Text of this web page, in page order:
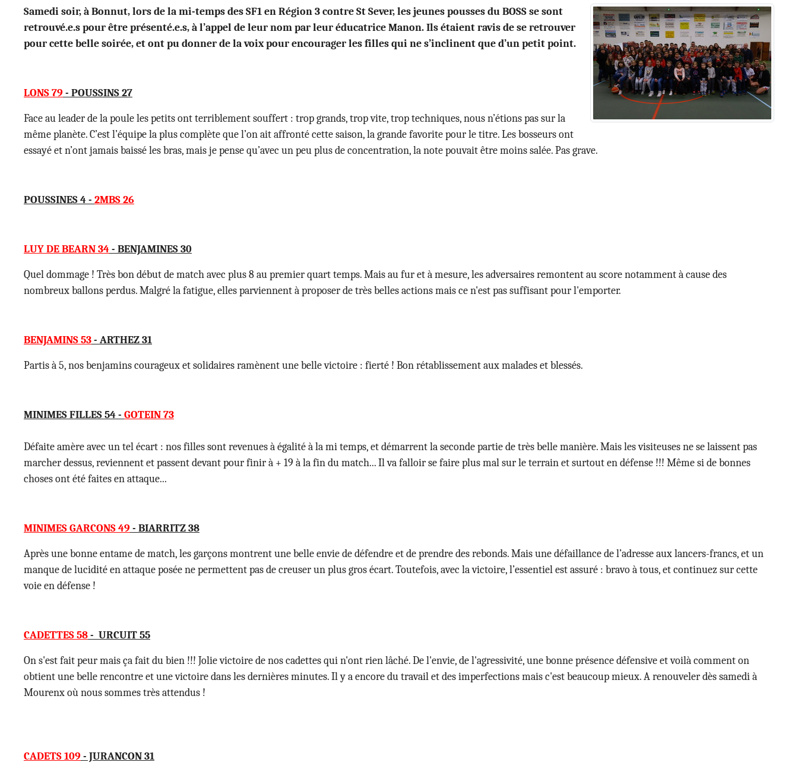
Samedi soir, à Bonnut, lors de la mi-temps des SF1 en Région 3 contre St Sever, les jeunes pousses du BOSS se sont
retrouvé.e.s pour être présenté.e.s, à l’appel de leur nom par leur éducatrice Manon. Ils étaient ravis de se retrouver
pour cette belle soirée, et ont pu donner de la voix pour encourager les filles qui ne s’inclinent que d’un petit point.
LONS 79- POUSSINS 27
Face au leader de la poule les petits ont terriblement souffert : trop grands, trop vite, trop techniques, nous n’étions pas sur la
même planète. C’est l’équipe la plus complète que l’on ait affronté cette saison, la grande favorite pour le titre. Les bosseurs ont
essayé et n’ont jamais baissé les bras, mais je pense qu’avec un peu plus de concentration, la note pouvait être moins salée. Pas grave.
POUSSINES 4 - 2MBS 26
LUY DE BEARN 34- BENJAMINES 30
Quel dommage ! Très bon début de match avec plus 8 au premier quart temps. Mais au fur et à mesure, les adversaires remontent au score notamment à cause des
nombreux ballons perdus. Malgré la fatigue, elles parviennent à proposer de très belles actions mais ce n'est pas suffisant pour l'emporter.
BENJAMINS 53- ARTHEZ 31
Partis à 5, nos benjamins courageux et solidaires ramènent une belle victoire : fierté ! Bon rétablissement aux malades et blessés.
MINIMES FILLES 54 - GOTEIN 73
Défaite amère avec un tel écart : nos filles sont revenues à égalité à la mi temps, et démarrent la seconde partie de très belle manière. Mais les visiteuses ne se laissent pas
marcher dessus, reviennent et passent devant pour finir à + 19 à la fin du match... Il va falloir se faire plus mal sur le terrain et surtout en défense !!! Même si de bonnes
choses ont été faites en attaque...
MINIMES GARCONS 49- BIARRITZ 38
Après une bonne entame de match, les garçons montrent une belle envie de défendre et de prendre des rebonds. Mais une défaillance de l’adresse aux lancers-francs, et un
manque de lucidité en attaque posée ne permettent pas de creuser un plus gros écart. Toutefois, avec la victoire, l’essentiel est assuré : bravo à tous, et continuez sur cette
voie en défense !
CADETTES 58- URCUIT 55
On s'est fait peur mais ça fait du bien !!! Jolie victoire de nos cadettes qui n'ont rien lâché. De l'envie, de l'agressivité, une bonne présence défensive et voilà comment on
obtient une belle rencontre et une victoire dans les dernières minutes. Il y a encore du travail et des imperfections mais c'est beaucoup mieux. A renouveler dès samedi à
Mourenx où nous sommes très attendus !
CADETS 109- JURANCON 31